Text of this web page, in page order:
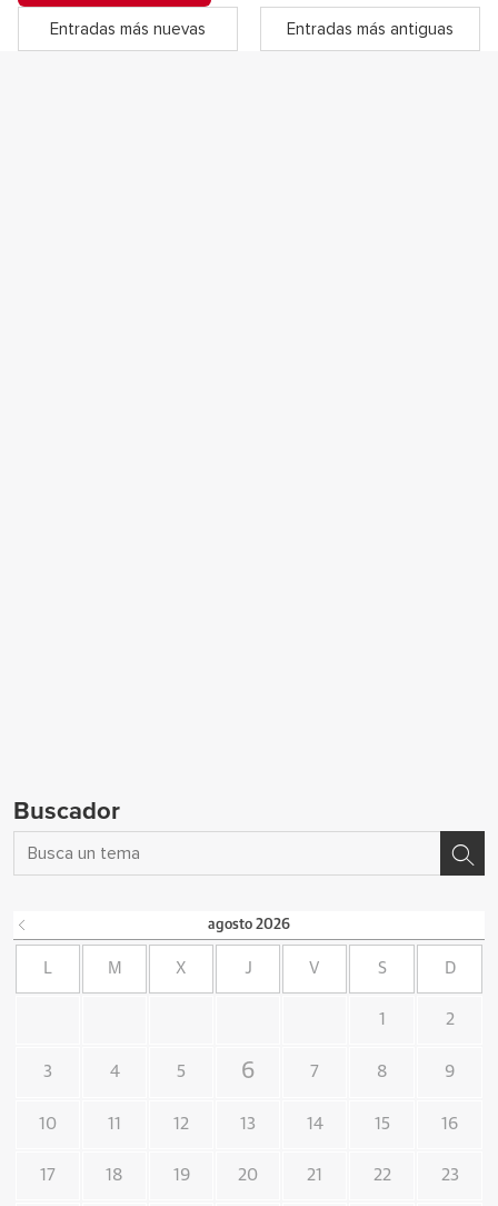
Entradas más nuevas Entradas más antiguas
Buscador
agosto 2026
L M X J V S D
1 2
3 4 5 6 7 8 9
10 11 12 13 14 15 16
17 18 19 20 21 22 23